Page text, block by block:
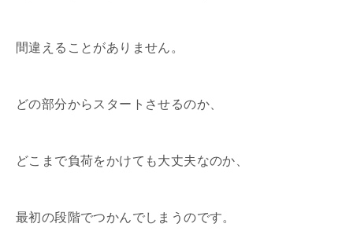
間違えることがありません。
どの部分からスタートさせるのか、
どこまで負荷をかけても大丈夫なのか、
最初の段階でつかんでしまうのです。